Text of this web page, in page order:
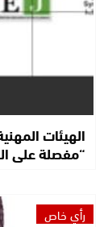
الهيئات
“مفصلة على
رأي خاص